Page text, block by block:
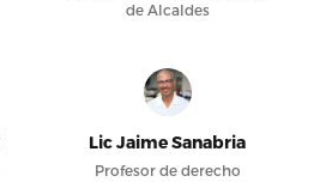
de Alcaldes
Lic Jaime Sanabria
Profesor de derecho